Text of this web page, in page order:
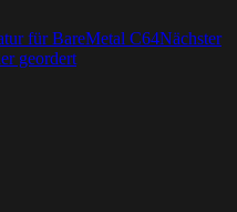
für BareMetal C64Nächster
geordert